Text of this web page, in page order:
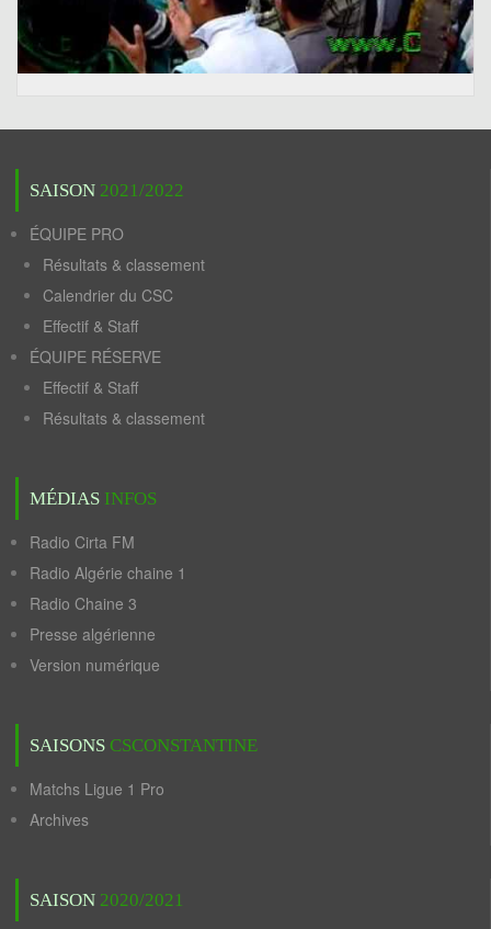
SAISON 2021/2022
ÉQUIPE PRO
Résultats & classement
Calendrier du CSC
Effectif & Staff
ÉQUIPE RÉSERVE
Effectif & Staff
Résultats & classement
MÉDIAS INFOS
Radio Cirta FM
Radio Algérie chaine 1
Radio Chaine 3
Presse algérienne
Version numérique
SAISONS CSCONSTANTINE
Matchs Ligue 1 Pro
Archives
SAISON 2020/2021